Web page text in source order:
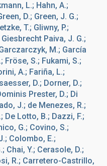
L.; Hahn, A.;
D.; Green, J. G.;
T.; Gliwny, P.;
Paiva, J. G.;
M.; García
Fröse, S.; Fukami, S.;
A.; Fariña, L.;
D.; Dorner, D.;
Prester, D.; Di
J.; de Menezes, R.;
De Lotto, B.; Dazzi, F.;
G.; Covino, S.;
Colombo, E.;
Chai, Y.; Cerasole, D.;
R.; Carretero-Castrillo,